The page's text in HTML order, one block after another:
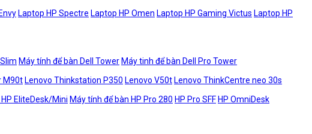
Laptop HP Spectre Laptop HP Omen Laptop HP Gaming Victus Laptop HP
Máy tính để bàn Dell Tower Máy tinh để bàn Dell Pro Tower
M90t Lenovo Thinkstation P350 Lenovo V50t Lenovo ThinkCentre neo 30s
EliteDesk/Mini Máy tính để bàn HP Pro 280 HP Pro SFF HP OmniDesk